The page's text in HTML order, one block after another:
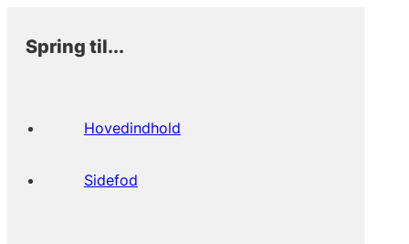
Spring til...
Hovedindhold
Sidefod